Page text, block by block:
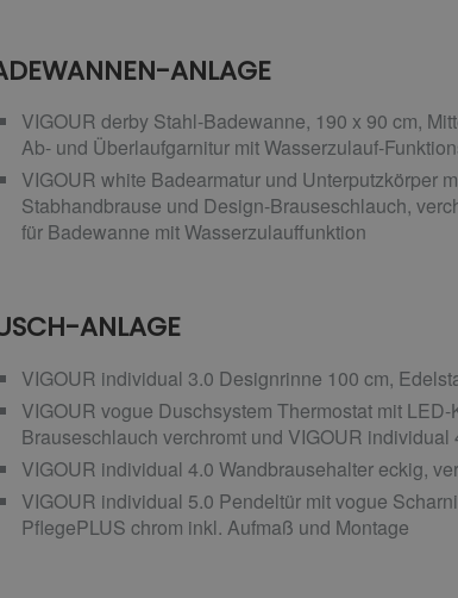
ANLAGE
VIGOUR derby Stahl-Badewanne, 190 x 90 cm,
Ab- und Überlaufgarnitur mit Wasserzulauf-
VIGOUR white Badearmatur und Unterputzkörper
Stabhandbrause und Design-Brauseschlauch,
für Badewanne mit Wasserzulauffunktion
ANLAGE
VIGOUR individual 3.0 Designrinne 100 cm,
VIGOUR vogue Duschsystem Thermostat mit
Brauseschlauch verchromt und VIGOUR
VIGOUR individual 4.0 Wandbrausehalter eckig,
VIGOUR individual 5.0 Pendeltür mit vogue
PflegePLUS chrom inkl. Aufmaß und Montage